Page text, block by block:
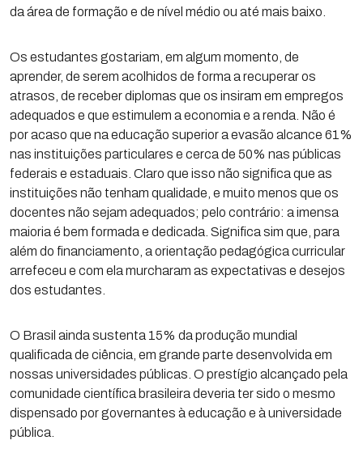
da área de formação e de nível médio ou até mais baixo.
Os estudantes gostariam, em algum momento, de
aprender, de serem acolhidos de forma a recuperar os
atrasos, de receber diplomas que os insiram em empregos
adequados e que estimulem a economia e a renda. Não é
por acaso que na educação superior a evasão alcance 61%
nas instituições particulares e cerca de 50% nas públicas
federais e estaduais. Claro que isso não significa que as
instituições não tenham qualidade, e muito menos que os
docentes não sejam adequados; pelo contrário: a imensa
maioria é bem formada e dedicada. Significa sim que, para
além do financiamento, a orientação pedagógica curricular
arrefeceu e com ela murcharam as expectativas e desejos
dos estudantes.
O Brasil ainda sustenta 15% da produção mundial
qualificada de ciência, em grande parte desenvolvida em
nossas universidades públicas. O prestígio alcançado pela
comunidade científica brasileira deveria ter sido o mesmo
dispensado por governantes à educação e à universidade
pública.